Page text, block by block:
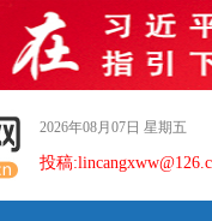
2026年08月07日 星期五
投稿